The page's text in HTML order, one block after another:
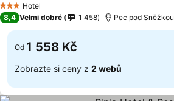
3 Počet hvězdiček
Hotel
8,4 Velmi dobré 1 458 Pec pod Sněžkou
Od 1 558 Kč
Zobrazte si ceny z 2 webů